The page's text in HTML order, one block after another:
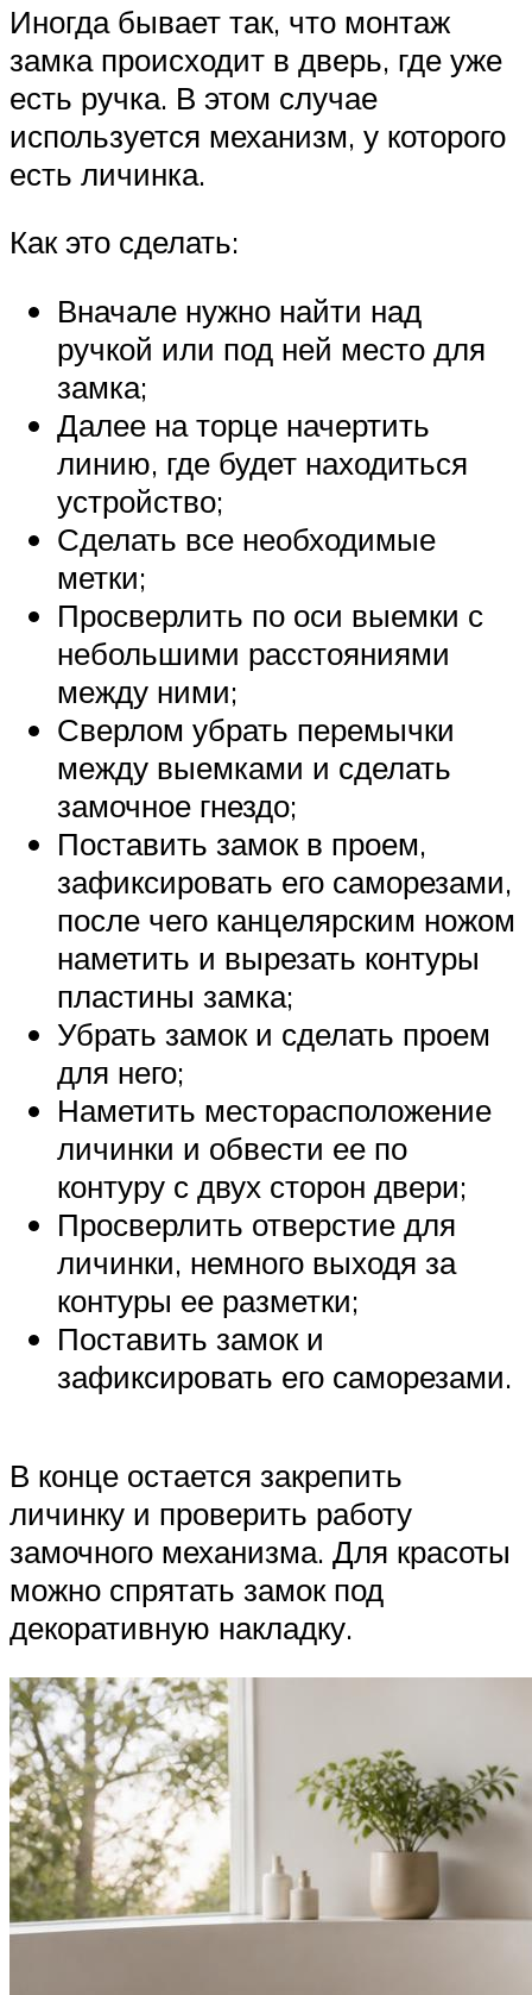
Иногда бывает так, что монтаж
замка происходит в дверь, где уже
есть ручка. В этом случае
используется механизм, у которого
есть личинка.
Как это сделать:
Вначале нужно найти над
ручкой или под ней место для
замка;
Далее на торце начертить
линию, где будет находиться
устройство;
Сделать все необходимые
метки;
Просверлить по оси выемки с
небольшими расстояниями
между ними;
Сверлом убрать перемычки
между выемками и сделать
замочное гнездо;
Поставить замок в проем,
зафиксировать его саморезами,
после чего канцелярским ножом
наметить и вырезать контуры
пластины замка;
Убрать замок и сделать проем
для него;
Наметить месторасположение
личинки и обвести ее по
контуру с двух сторон двери;
Просверлить отверстие для
личинки, немного выходя за
контуры ее разметки;
Поставить замок и
зафиксировать его саморезами.
В конце остается закрепить
личинку и проверить работу
замочного механизма. Для красоты
можно спрятать замок под
декоративную накладку.